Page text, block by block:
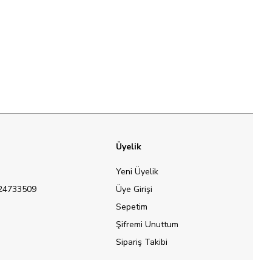
Üyelik
Yeni Üyelik
Üye Girişi
Sepetim
Şifremi Unuttum
Sipariş Takibi